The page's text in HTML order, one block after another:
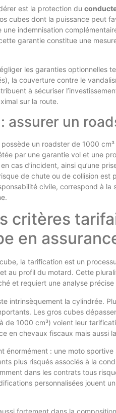
est la protection du
cubes dont la puissance peut
une indemnisation
garantie constitue une
les garanties optionnelles
la couverture contre le
à sécuriser
sur la route.
assurer un
un roadster de 1000
par une garantie vol et une
cas d’incident, ainsi qu’une
de chute ou de collision est
civile, correspond à la
critères
en
la tarification est un
au profil du motard. Cette
et requiert une analyse
intrinsèquement la cylindrée.
Les gros cubes
de 1000 cm³) voient leur
en chevaux fiscaux mais aussi
énormément : une moto
plus risqués associés à la
dans les contrats tous
personnalisées jouent